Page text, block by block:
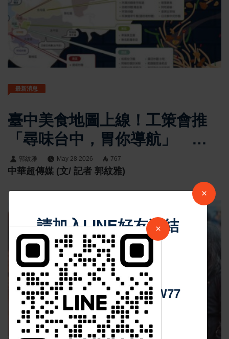
最新消息
臺中美食地圖上線！工策會推
「尋味台中，胃你導航」 三
大主題帶民眾探索巷弄美味
郭紋雅 May 28 2026 767
中華超傳媒 (文/ 記者 郭紋雅)
×
請加入LINE好友連結
中 華 超 傳 媒
Https://reurl.cc/adqW77
×